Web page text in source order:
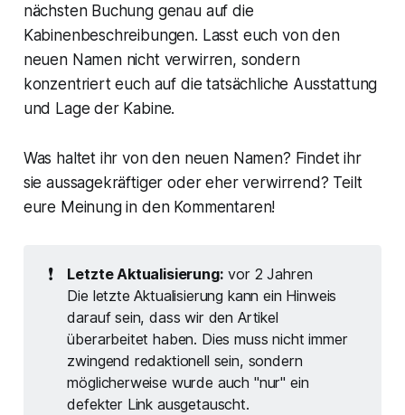
nächsten Buchung genau auf die
Kabinenbeschreibungen. Lasst euch von den
neuen Namen nicht verwirren, sondern
konzentriert euch auf die tatsächliche Ausstattung
und Lage der Kabine.
Was haltet ihr von den neuen Namen? Findet ihr
sie aussagekräftiger oder eher verwirrend? Teilt
eure Meinung in den Kommentaren!
❗ Letzte Aktualisierung: vor 2 Jahren
Die letzte Aktualisierung kann ein Hinweis
darauf sein, dass wir den Artikel
überarbeitet haben. Dies muss nicht immer
zwingend redaktionell sein, sondern
möglicherweise wurde auch "nur" ein
defekter Link ausgetauscht.